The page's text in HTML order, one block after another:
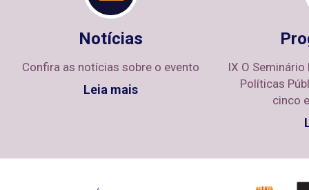
Notícias
Confira as notícias sobre o evento
Leia mais
IX O
Políticas
cinco